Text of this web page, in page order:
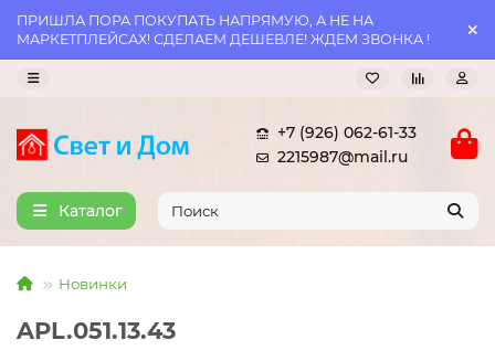
ПРИШЛА ПОРА ПОКУПАТЬ НАПРЯМУЮ, А НЕ НА
МАРКЕТПЛЕЙСАХ! СДЕЛАЕМ ДЕШЕВЛЕ! ЖДЕМ ЗВОНКА !
+7 (926) 062-61-33
2215987@mail.ru
Каталог
Новинки
APL.051.13.43